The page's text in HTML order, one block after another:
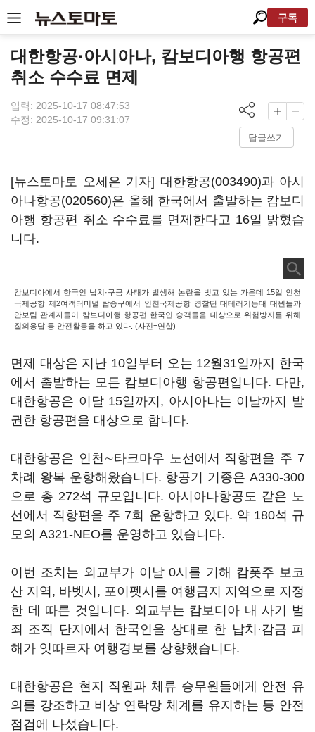
구독
대한항공·아시아나, 캄보디아행 항공편
취소 수수료 면제
입력: 2025-10-17 08:47:53
수정: 2025-10-17 09:31:07
답글쓰기
[뉴스토마토 오세은 기자] 대한항공(003490)과 아시
아나항공(020560)은 올해 한국에서 출발하는 캄보디
아행 항공편 취소 수수료를 면제한다고 16일 밝혔습
니다.
캄보디아에서 한국인 납치·구금 사태가 발생해 논란을 빚고 있는 가운데 15일 인천
국제공항 제2여객터미널 탑승구에서 인천국제공항 경찰단 대테러기동대 대원들과
안보팀 관계자들이 캄보디아행 항공편 한국인 승객들을 대상으로 위험방지를 위해
질의응답 등 안전활동을 하고 있다. (사진=연합)
면제 대상은 지난 10일부터 오는 12월31일까지 한국
에서 출발하는 모든 캄보디아행 항공편입니다. 다만,
대한항공은 이달 15일까지, 아시아나는 이날까지 발
권한 항공편을 대상으로 합니다.
대한항공은 인천∼타크마우 노선에서 직항편을 주 7
차례 왕복 운항해왔습니다. 항공기 기종은 A330-300
으로 총 272석 규모입니다. 아시아나항공도 같은 노
선에서 직항편을 주 7회 운항하고 있다. 약 180석 규
모의 A321-NEO를 운영하고 있습니다.
이번 조치는 외교부가 이날 0시를 기해 캄폿주 보코
산 지역, 바벳시, 포이펫시를 여행금지 지역으로 지정
한 데 따른 것입니다. 외교부는 캄보디아 내 사기 범
죄 조직 단지에서 한국인을 상대로 한 납치·감금 피
해가 잇따르자 여행경보를 상향했습니다.
대한항공은 현지 직원과 체류 승무원들에게 안전 유
의를 강조하고 비상 연락망 체계를 유지하는 등 안전
점검에 나섰습니다.